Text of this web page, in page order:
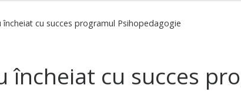
încheiat cu succes programul Psihopedagogie
încheiat cu succes